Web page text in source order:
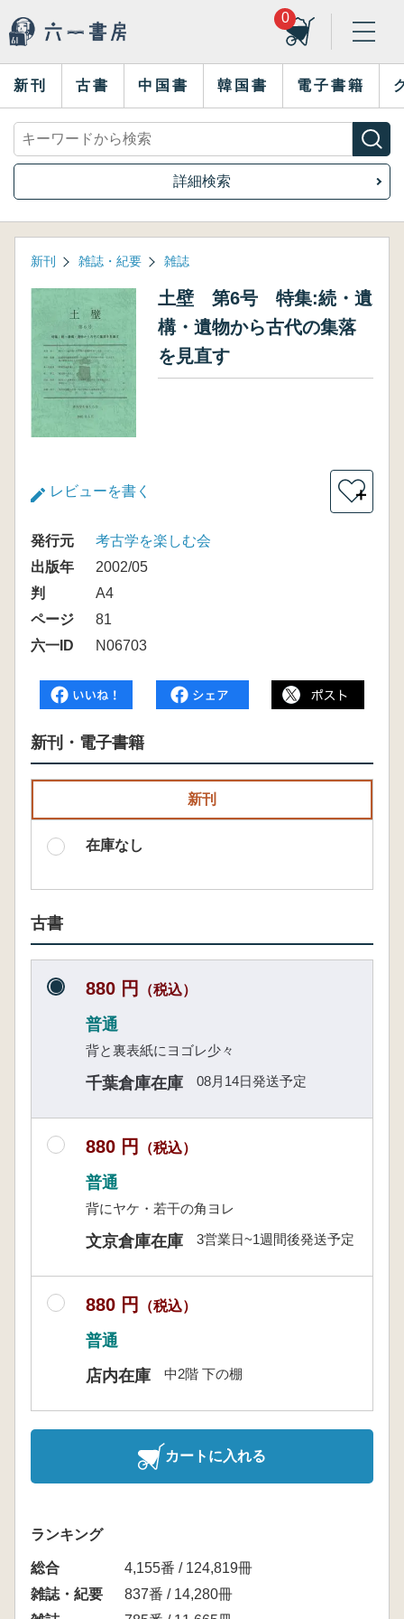
0
新刊 古書 中国書 韓国書 電子書籍
詳細検索
新刊 雑誌・紀要 雑誌
土壁 第6号 特集:続・遺
構・遺物から古代の集落
を見直す
レビューを書く ＋
発行元
考古学を楽しむ会
出版年
2002/05
判
A4
ページ
81
六一ID
N06703
新刊・電子書籍
新刊
在庫なし
古書
880 円 （税込）
普通
背と裏表紙にヨゴレ少々
千葉倉庫在庫 08月14日発送予定
880 円 （税込）
普通
背にヤケ・若干の角ヨレ
文京倉庫在庫 3営業日~1週間後発送予定
880 円 （税込）
普通
店内在庫
中2階 下の棚
カートに入れる
ランキング
総合
4,155番 / 124,819冊
雑誌・紀要
837番 / 14,280冊